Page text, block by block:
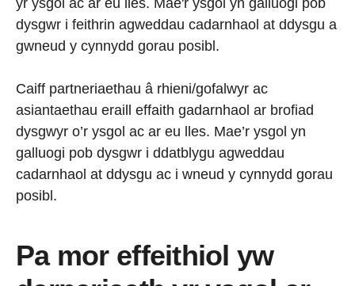
yr ysgol ac ar eu lles. Mae'r ysgol yn galluogi pob
dysgwr i feithrin agweddau cadarnhaol at ddysgu a
gwneud y cynnydd gorau posibl.
Caiff partneriaethau â rhieni/gofalwyr ac
asiantaethau eraill effaith gadarnhaol ar brofiad
dysgwyr o’r ysgol ac ar eu lles. Mae’r ysgol yn
galluogi pob dysgwr i ddatblygu agweddau
cadarnhaol at ddysgu ac i wneud y cynnydd gorau
posibl.
Pa mor effeithiol yw